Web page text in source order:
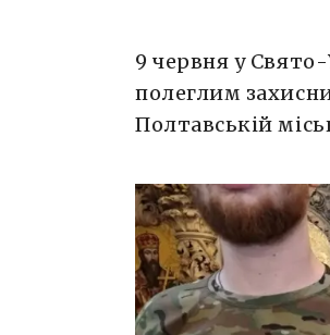
9 червня у
полеглим
Полтавській